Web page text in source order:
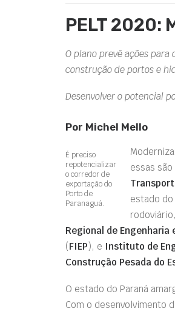
PELT 2020:
O plano prevê ações para
construção de portos e
Desenvolver o potencial
Por Michel Mello
É preciso
repotencializar
o corredor de
exportação do
Porto de
Paranaguá.
essas
estado
Regional de
(FIEP), e Instituto de
Construção Pesada do
O estado do Paraná
Com o desenvolvimento